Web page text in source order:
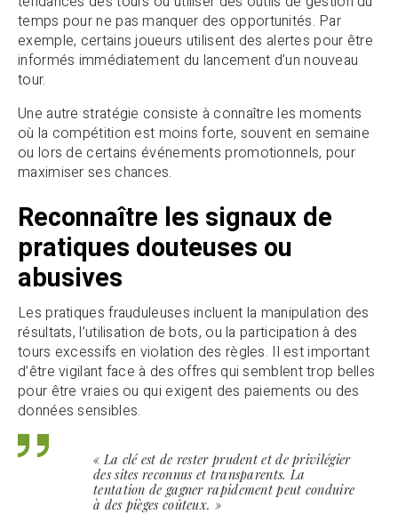
temps pour ne pas manquer des opportunités. Par
exemple, certains joueurs utilisent des alertes pour être
informés immédiatement du lancement d’un nouveau
tour.
Une autre stratégie consiste à connaître les moments
où la compétition est moins forte, souvent en semaine
ou lors de certains événements promotionnels, pour
maximiser ses chances.
Reconnaître les signaux de
pratiques douteuses ou
abusives
Les pratiques frauduleuses incluent la manipulation des
résultats, l’utilisation de bots, ou la participation à des
tours excessifs en violation des règles. Il est important
d’être vigilant face à des offres qui semblent trop belles
pour être vraies ou qui exigent des paiements ou des
données sensibles.
« La clé est de rester prudent et de privilégier
des sites reconnus et transparents. La
tentation de gagner rapidement peut conduire
à des pièges coûteux. »